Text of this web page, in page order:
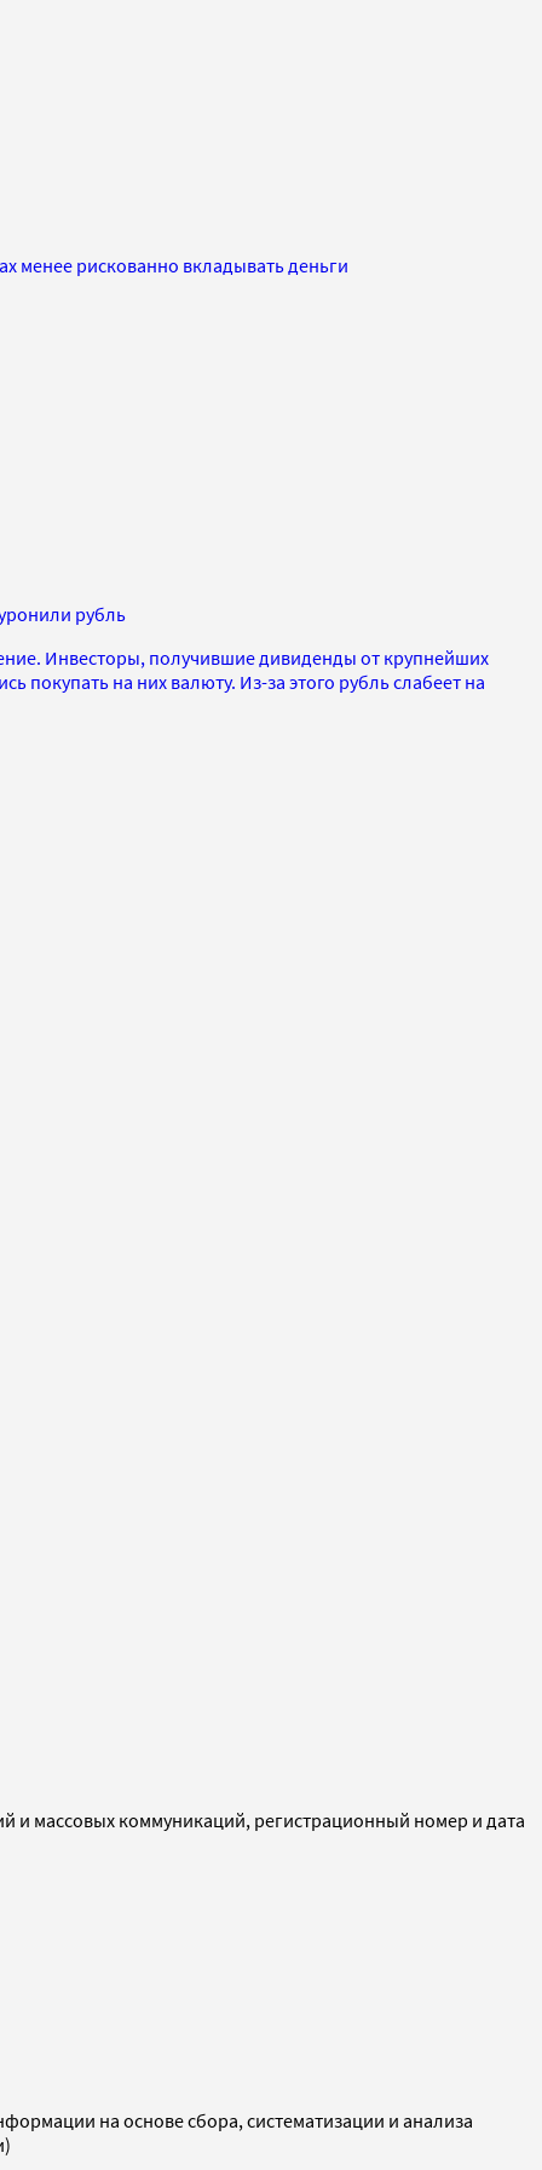
менее рискованно вкладывать деньги
рубль
Инвесторы, получившие дивиденды от крупнейших
покупать на них валюту. Из-за этого рубль слабеет на
и массовых коммуникаций, регистрационный номер и дата
на основе сбора, систематизации и анализа